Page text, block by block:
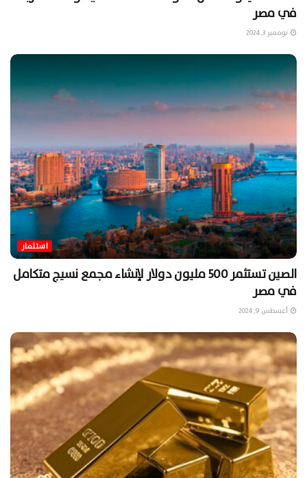
في مصر
نوفمبر 3, 2024
استثمار
الصين تستثمر 500 مليون دولار لإنشاء مجمع نسيج متكامل
في مصر
أغسطس 9, 2024